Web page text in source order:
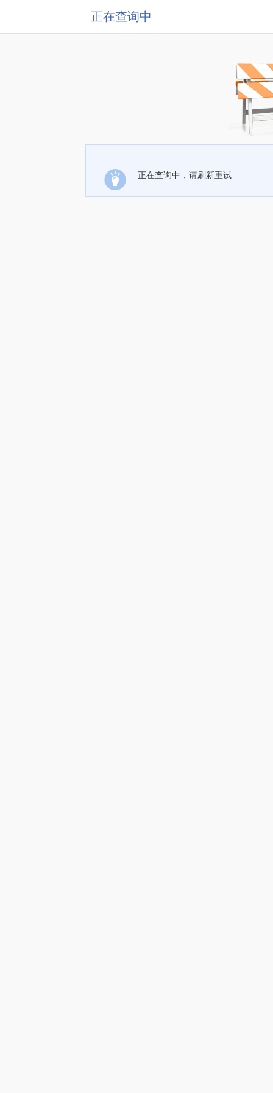
正在查询中
正在查询中，请刷新重试